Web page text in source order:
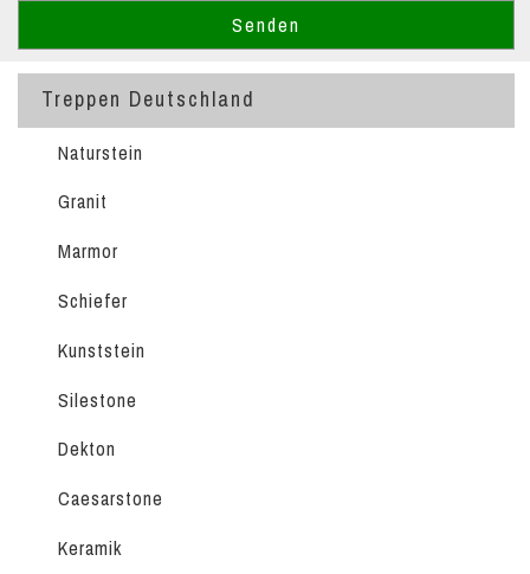
Treppen Deutschland
Naturstein
Granit
Marmor
Schiefer
Kunststein
Silestone
Dekton
Caesarstone
Keramik